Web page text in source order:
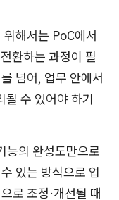
해서는 PoC에서
환하는 과정이 필
넘어, 업무 안에서
될 수 있어야 하기
의 완성도만으로
있는 방식으로 업
로 조정·개선될 때